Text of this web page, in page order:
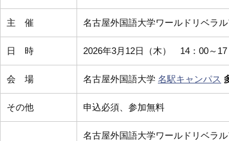
主 催 名古屋外国語大学ワールドリベラ
日 時 2026年3月12日（木） 14：00～17
会 場 名古屋外国語大学 名駅キャンパス
その他 申込必須、参加無料
名古屋外国語大学ワールドリベラ